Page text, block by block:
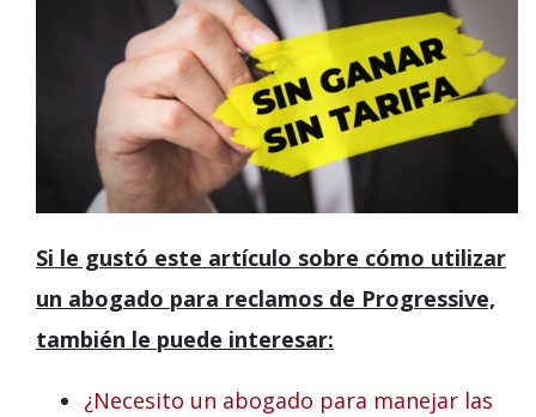
Si le gustó este artículo sobre cómo utilizar
un abogado para reclamos de Progressive,
también le puede interesar:
¿Necesito un abogado para manejar las